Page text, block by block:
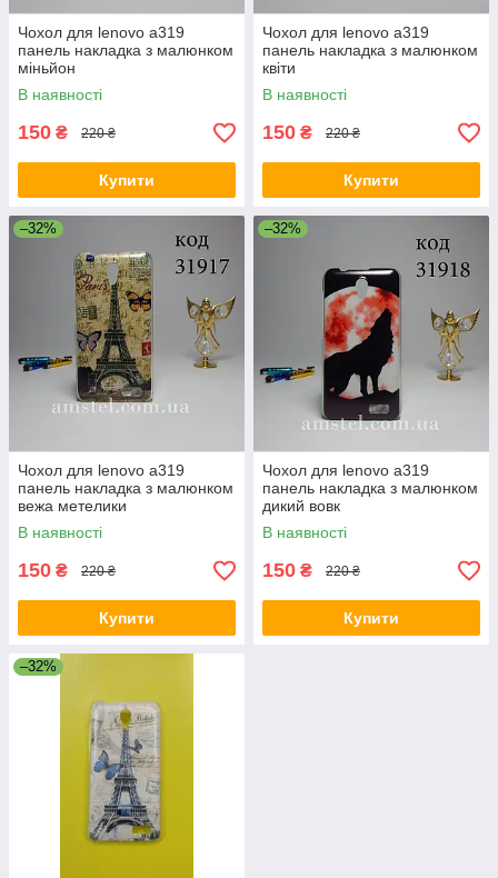
Чохол для lenovo a319
панель накладка з малюнком
міньйон
В наявності
150 ₴ 220 ₴
Купити
Чохол для lenovo a319
панель накладка з малюнком
квіти
В наявності
150 ₴ 220 ₴
Купити
–32%
Чохол для lenovo a319
панель накладка з малюнком
вежа метелики
В наявності
150 ₴ 220 ₴
Купити
–32%
Чохол для lenovo a319
панель накладка з малюнком
дикий вовк
В наявності
150 ₴ 220 ₴
Купити
–32%